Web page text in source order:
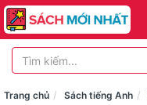
Trang chủ Sách tiếng Anh